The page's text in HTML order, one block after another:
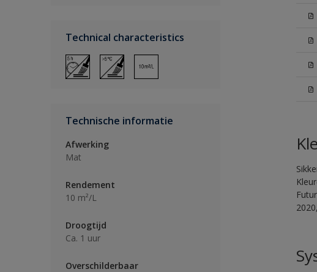
Technical characteristics
Technische informatie
Afwerking
Mat
Rendement
10 m²/L
Droogtijd
Ca. 1 uur
Overschilderbaar